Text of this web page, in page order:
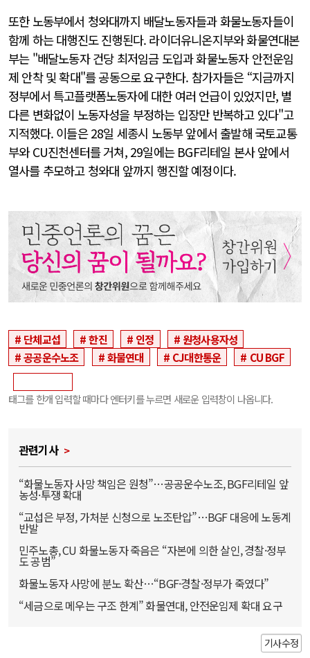
또한 노동부에서 청와대까지 배달노동자들과 화물노동자들이
함께 하는 대행진도 진행된다. 라이더유니온지부와 화물연대본
부는 "배달노동자 건당 최저임금 도입과 화물노동자 안전운임
제 안착 및 확대"를 공동으로 요구한다. 참가자들은 “지금까지
정부에서 특고플랫폼노동자에 대한 여러 언급이 있었지만, 별
다른 변화없이 노동자성을 부정하는 입장만 반복하고 있다"고
지적했다. 이들은 28일 세종시 노동부 앞에서 출발해 국토교통
부와 CU진천센터를 거쳐, 29일에는 BGF리테일 본사 앞에서
열사를 추모하고 청와대 앞까지 행진할 예정이다.
단체교섭 한진 인정
원청사용자성
공공운수노조
화물연대 CJ대한통운 CU BGF
태그를 한개 입력할 때마다 엔터키를 누르면 새로운 입력창이 나옵니다.
관련기사
“화물노동자 사망 책임은 원청”…공공운수노조, BGF리테일 앞
농성·투쟁 확대
“교섭은 부정, 가처분 신청으로 노조탄압”…BGF 대응에 노동계
반발
민주노총, CU 화물노동자 죽음은 “자본에 의한 살인, 경찰·정부
도 공범”
화물노동자 사망에 분노 확산…“BGF·경찰·정부가 죽였다”
“세금으로 메우는 구조 한계” 화물연대, 안전운임제 확대 요구
기사수정